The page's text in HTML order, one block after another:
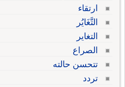
ارتقاء
التَّغَايُر
التغاير
الصراع
تتحسن حالته
تردد